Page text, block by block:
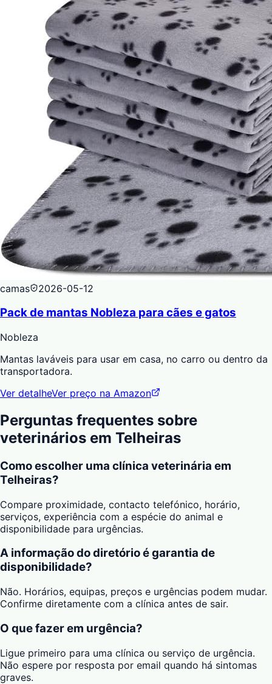
camas 2026-05-12
Pack de mantas Nobleza para cães e gatos
Nobleza
Mantas laváveis para usar em casa, no carro ou dentro da
transportadora.
Ver detalheVer preço na Amazon
Perguntas frequentes sobre
veterinários em Telheiras
Como escolher uma clínica veterinária em
Telheiras?
Compare proximidade, contacto telefónico, horário,
serviços, experiência com a espécie do animal e
disponibilidade para urgências.
A informação do diretório é garantia de
disponibilidade?
Não. Horários, equipas, preços e urgências podem mudar.
Confirme diretamente com a clínica antes de sair.
O que fazer em urgência?
Ligue primeiro para uma clínica ou serviço de urgência.
Não espere por resposta por email quando há sintomas
graves.